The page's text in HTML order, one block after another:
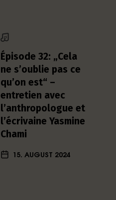
Épisode 32: „Cela
ne s’oublie pas ce
qu’on est“ –
entretien avec
l’anthropologue et
l’écrivaine Yasmine
Chami
15. AUGUST 2024